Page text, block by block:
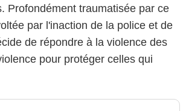
Profondément traumatisée par ce
par l'inaction de la police et de
de répondre à la violence des
pour protéger celles qui